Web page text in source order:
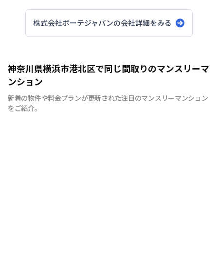
株式会社ボーテジャパンの会社詳細をみる
神奈川県横浜市港北区で同じ間取りのマンスリーマ
ンション
新着の物件や料金プランが更新された注目のマンスリーマンション
をご紹介。